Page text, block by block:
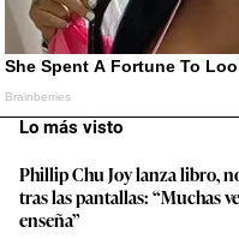
Lo más visto
Phillip Chu Joy lanza libro,
tras las pantallas: “Muchas
enseña”